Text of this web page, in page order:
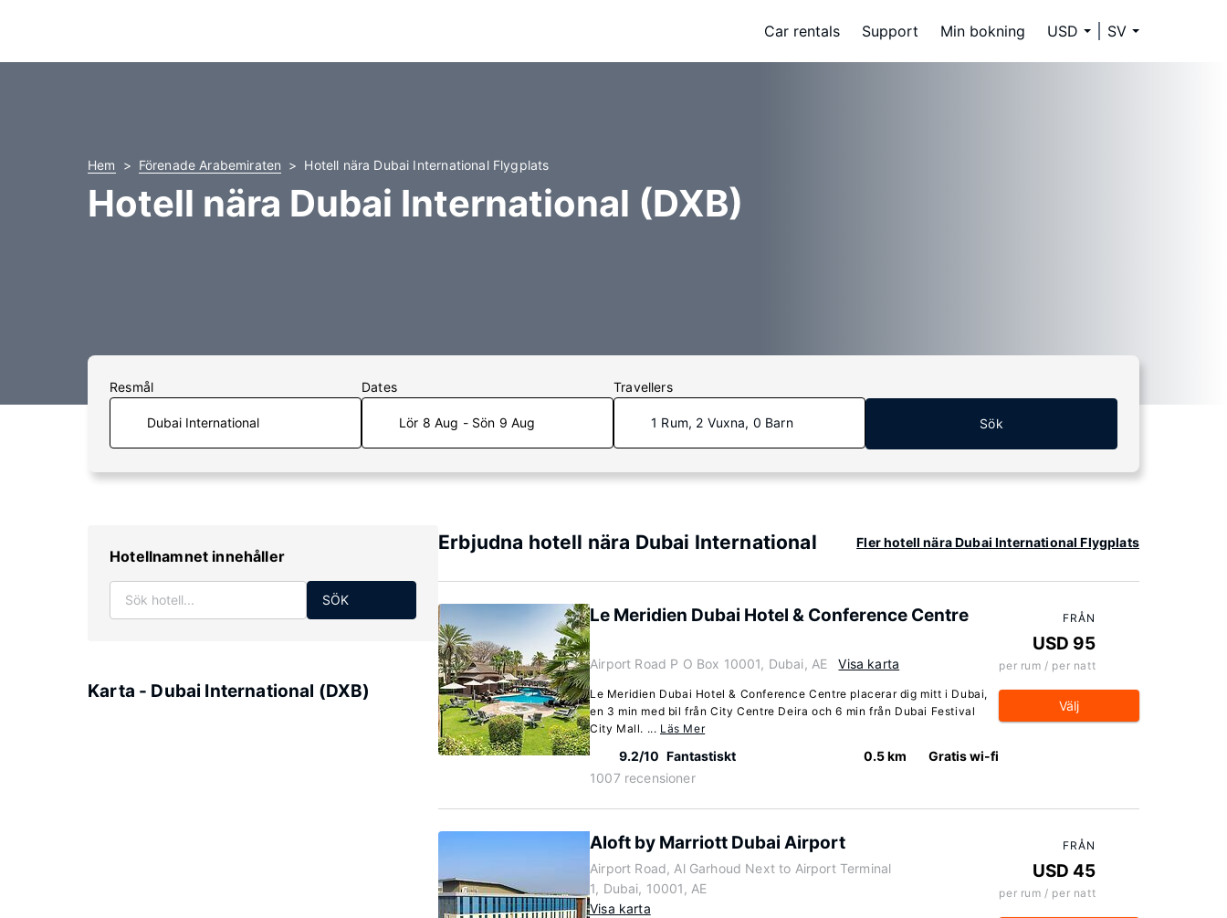
Car rentals Support Min bokning USD SV
Hem Förenade Arabemiraten Hotell nära Dubai International Flygplats
Hotell nära Dubai International (DXB)
Resmål Dates
Lör 8 Aug - Sön 9 Aug
Travellers
1 Rum, 2 Vuxna, 0 Barn Sök
Hotellnamnet innehåller
SÖK
Karta - Dubai International (DXB)
Erbjudna hotell nära Dubai International Fler hotell nära Dubai International Flygplats
Le Meridien Dubai Hotel & Conference Centre
Airport Road P O Box 10001, Dubai, AE Visa karta
Le Meridien Dubai Hotel & Conference Centre placerar dig mitt i Dubai,
en 3 min med bil från City Centre Deira och 6 min från Dubai Festival
City Mall. ... Läs Mer
9.2/10 Fantastiskt
1007 recensioner
0.5 km Gratis wi-fi
FRÅN
USD 95
per rum / per natt
Välj
Aloft by Marriott Dubai Airport
Airport Road, Al Garhoud Next to Airport Terminal
1, Dubai, 10001, AE
Visa karta
FRÅN
USD 45
per rum / per natt